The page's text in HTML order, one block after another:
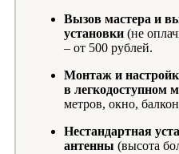
Вызов мастера и
установки (не
– от 500 рублей.
Монтаж и
в легкодоступном
метров, окно,
Нестандартная
антенны (высота